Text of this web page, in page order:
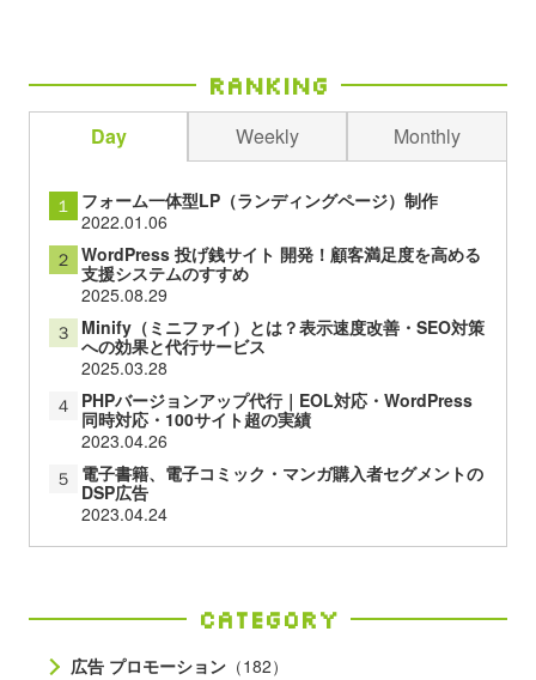
Ranking
Day Weekly Monthly
１ フォーム一体型LP（ランディングページ）制作
2022.01.06
２ WordPress 投げ銭サイト 開発！顧客満足度を高める
支援システムのすすめ
2025.08.29
３ Minify（ミニファイ）とは？表示速度改善・SEO対策
への効果と代行サービス
2025.03.28
４ PHPバージョンアップ代行｜EOL対応・WordPress
同時対応・100サイト超の実績
2023.04.26
５ 電子書籍、電子コミック・マンガ購入者セグメントの
DSP広告
2023.04.24
Category
広告 プロモーション （182）